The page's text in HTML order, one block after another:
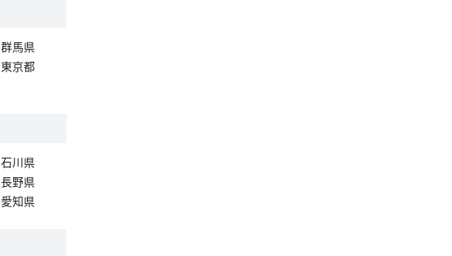
群馬県
東京都
石川県
長野県
愛知県